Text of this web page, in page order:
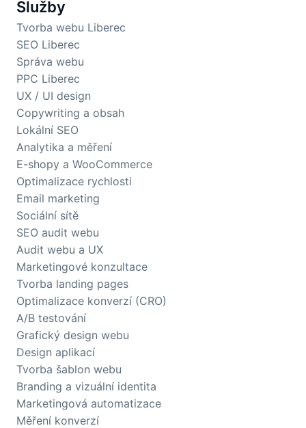
Služby
Tvorba webu Liberec
SEO Liberec
Správa webu
PPC Liberec
UX / UI design
Copywriting a obsah
Lokální SEO
Analytika a měření
E-shopy a WooCommerce
Optimalizace rychlosti
Email marketing
Sociální sítě
SEO audit webu
Audit webu a UX
Marketingové konzultace
Tvorba landing pages
Optimalizace konverzí (CRO)
A/B testování
Grafický design webu
Design aplikací
Tvorba šablon webu
Branding a vizuální identita
Marketingová automatizace
Měření konverzí